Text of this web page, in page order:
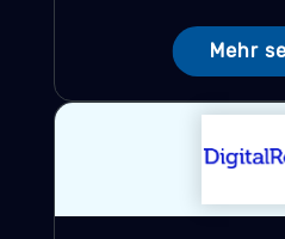
Mehr